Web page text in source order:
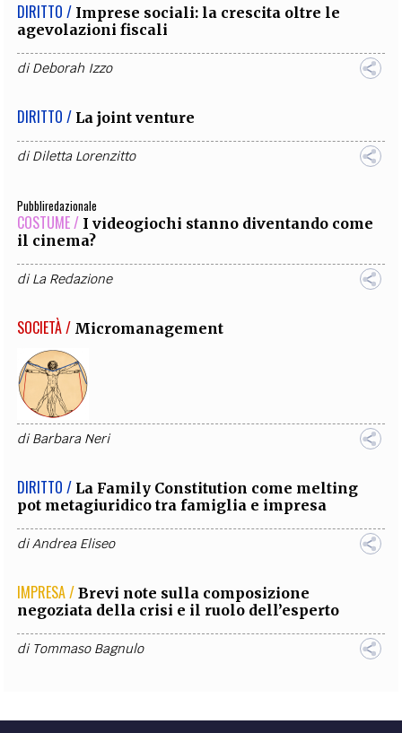
DIRITTO / Imprese sociali: la crescita oltre le
agevolazioni fiscali
diDeborah Izzo
DIRITTO / La joint venture
diDiletta Lorenzitto
Pubbliredazionale
COSTUME / I videogiochi stanno diventando come
il cinema?
diLa Redazione
SOCIETÀ / Micromanagement
diBarbara Neri
DIRITTO / La Family Constitution come melting
pot metagiuridico tra famiglia e impresa
diAndrea Eliseo
IMPRESA / Brevi note sulla composizione
negoziata della crisi e il ruolo dell’esperto
di Tommaso Bagnulo